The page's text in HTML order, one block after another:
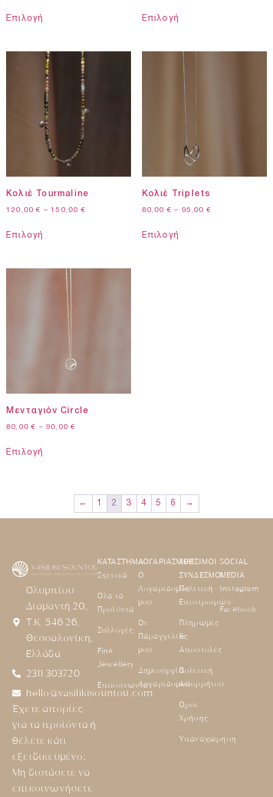
Επιλογή Επιλογή
Κολιέ Tourmaline
120,00€ – 150,00 €
Επιλογή
Κολιέ Triplets
80,00 € – 95,00 €
Επιλογή
Μενταγιόν Circle
80,00€ – 90,00€
Επιλογή
← 1 2 3 4 5 6 →
Ολυμπίου
Διαμαντή 20,
Τ.Κ. 546 26,
Θεσσαλονίκη,
Ελλάδα
2311 303720
hello@vasilikisountou.com
Έχετε απορίες
για τα προϊόντα ή
θέλετε κάτι
εξειδικευμένο;
Μη διστάσετε να
επικοινωνήσετε
ΚΑΤΑΣΤΗΜΑ
Σχετικά
Όλα τα
Προϊόντα
Συλλογές
Fine
Jewellery
Επικοινωνία
ΛΟΓΑΡΙΑΣΜΟΣ
Ο
Λογαριασμός
μου
Οι
Παραγγελίες
μου
Δημιουργία
Λογαριασμού
ΧΡΗΣΙΜΟΙ
ΣΥΝΔΕΣΜΟΙ
Πολιτική
Επιστροφών
Πληρωμές
&
Αποστολές
Πολιτική
Απορρήτου
Όροι
Χρήσης
Υπαναχώρηση
SOCIAL
MEDIA
Instagram
Facebook